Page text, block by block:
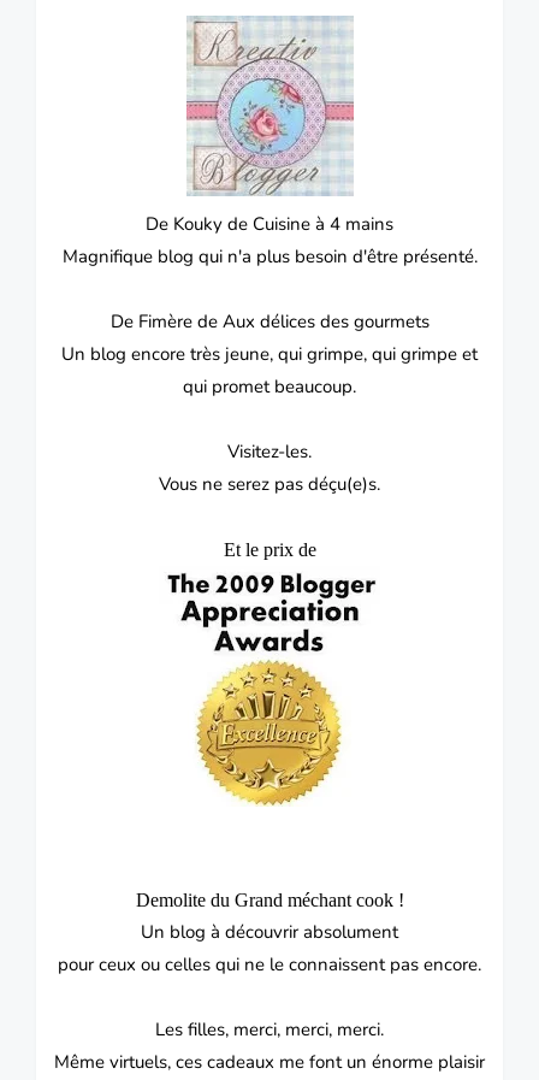
De Kouky de Cuisine à 4 mains
Magnifique blog qui n'a plus besoin d'être présenté.
De Fimère de Aux délices des gourmets
Un blog encore très jeune, qui grimpe, qui grimpe et
qui promet beaucoup.
Visitez-les.
Vous ne serez pas déçu(e)s.
Et le prix de
Demolite du Grand méchant cook !
Un blog à découvrir absolument
pour ceux ou celles qui ne le connaissent pas encore.
Les filles, merci, merci, merci.
Même virtuels, ces cadeaux me font un énorme plaisir